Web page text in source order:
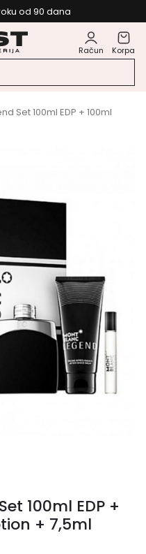
od 90 dana
Račun Korpa
Set 100ml EDP + 100ml
100ml EDP +
+ 7,5ml